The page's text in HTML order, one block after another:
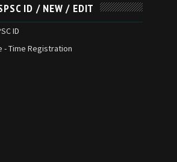
ID / NEW / EDIT
ID
- Time Registration